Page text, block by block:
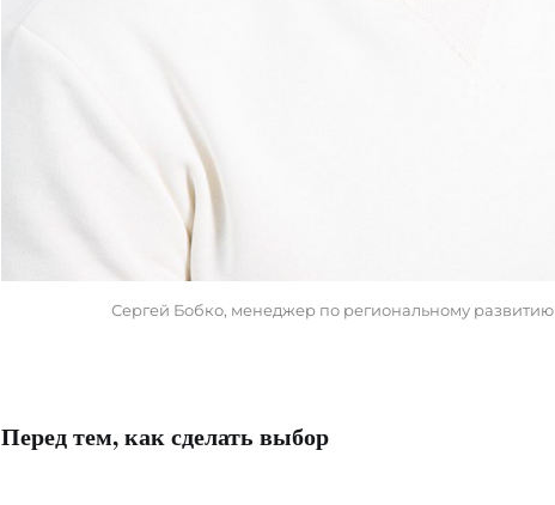
Сергей Бобко, менеджер по региональному развитию
Перед тем, как сделать выбор